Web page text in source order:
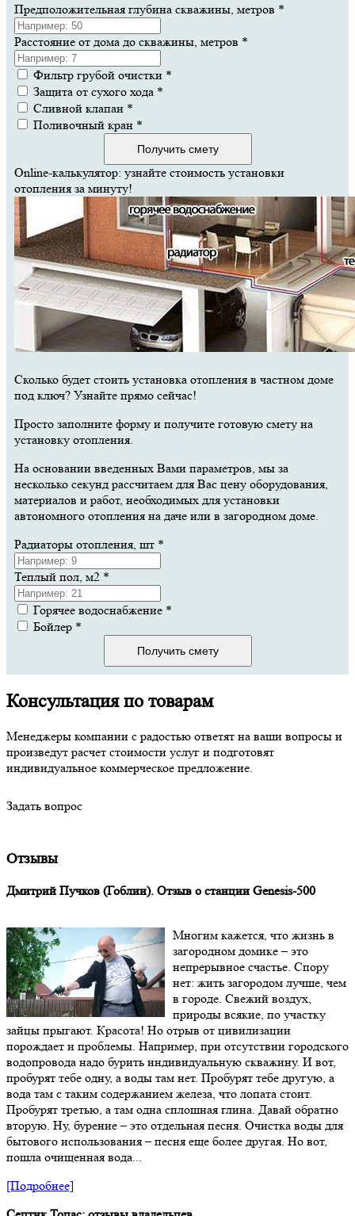
Предположительная глубина скважины, метров *
Расстояние от дома до скважины, метров *
Фильтр грубой очистки *
Защита от сухого хода *
Сливной клапан *
Поливочный кран *
Получить смету
Online-калькулятор: узнайте стоимость установки
отопления за минуту!
Сколько будет стоить установка отопления в частном доме
под ключ? Узнайте прямо сейчас!
Просто заполните форму и получите готовую смету на
установку отопления.
На основании введенных Вами параметров, мы за
несколько секунд рассчитаем для Вас цену оборудования,
материалов и работ, необходимых для установки
автономного отопления на даче или в загородном доме.
Радиаторы отопления, шт *
Теплый пол, м2 *
Горячее водоснабжение *
Бойлер *
Получить смету
Консультация по товарам
Менеджеры компании с радостью ответят на ваши вопросы и
произведут расчет стоимости услуг и подготовят
индивидуальное коммерческое предложение.
Задать вопрос
Отзывы
Дмитрий Пучков (Гоблин). Отзыв о станции Genesis-500
Многим кажется, что жизнь в
загородном домике – это
непрерывное счастье. Спору
нет: жить загородом лучше, чем
в городе. Свежий воздух,
природы всякие, по участку
зайцы прыгают. Красота! Но отрыв от цивилизации
порождает и проблемы. Например, при отсутствии городского
водопровода надо бурить индивидуальную скважину. И вот,
пробурят тебе одну, а воды там нет. Пробурят тебе другую, а
вода там с таким содержанием железа, что лопата стоит.
Пробурят третью, а там одна сплошная глина. Давай обратно
вторую. Ну, бурение – это отдельная песня. Очистка воды для
бытового использования – песня еще более другая. Но вот,
пошла очищенная вода...
[Подробнее]